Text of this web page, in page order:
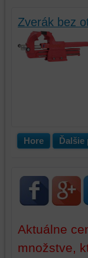
Zverák bez
Hore Ďalšie
Aktuálne
množstve,
dosiahnutie
základnej
funkčnosti
platformy,
ktoré
zlepšujú
váš
zážitok
vašich
preferencií
aby
ste
používateľský
alebo